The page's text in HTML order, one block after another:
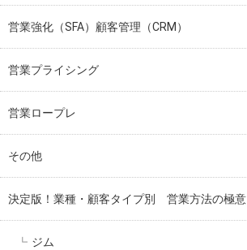
営業強化（SFA）顧客管理（CRM）
営業プライシング
営業ロープレ
その他
決定版！業種・顧客タイプ別 営業方法の極意
ジム